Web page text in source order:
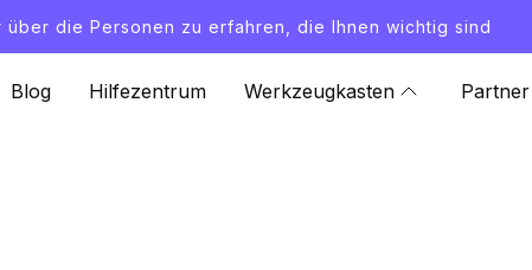
über die Personen zu erfahren, die Ihnen wichtig sind
Blog Hilfezentrum Werkzeugkasten Partner